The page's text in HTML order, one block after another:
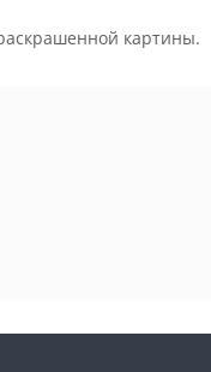
картины.